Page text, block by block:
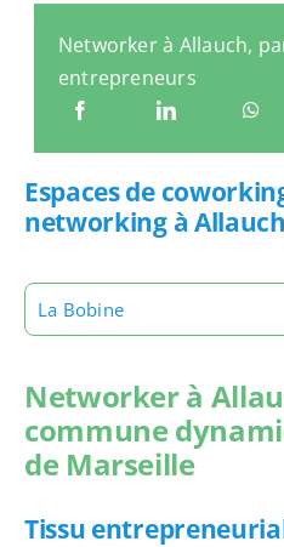
Networker à Allauch,
entrepreneurs
Espaces de
networking à Allauch
La Bobine
Networker à
commune
de Marseille
Tissu